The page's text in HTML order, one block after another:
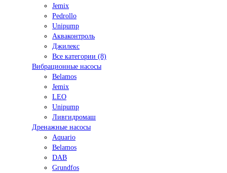
Jemix
Pedrollo
Unipump
Акваконтроль
Джилекс
Все категории (8)
Вибрационные насосы
Belamos
Jemix
LEO
Unipump
Ливгидромаш
Дренажные насосы
Aquario
Belamos
DAB
Grundfos